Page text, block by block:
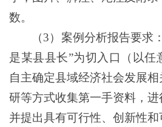
数。
（3）案例分析报告要求
是某县县长”为切入口（以任
自主确定县域经济社会发展
研等方式收集第一手资料，进
并提出具有可行性、创新性